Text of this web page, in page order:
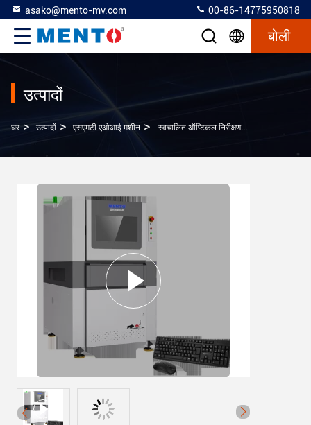
asako@mento-mv.com 00-86-14775950818
बोली
उत्पादों
घर > उत्पादों > एसएमटी एओआई मशीन > स्वचालित ऑप्टिकल निरीक्षण एसएमटी एओआई मशीन 3 डी सोल्डर पेस्ट